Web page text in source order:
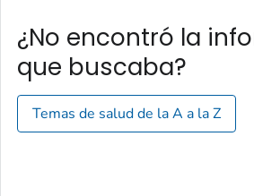
¿No encontró la
que buscaba?
Temas de salud de la A a la Z